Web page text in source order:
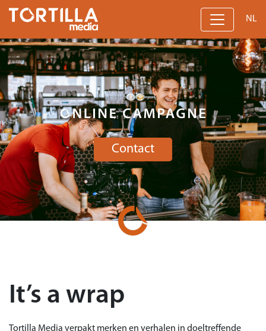
NL
Contact
It’s a wrap
Tortilla Media verpakt merken en verhalen in doeltreffende